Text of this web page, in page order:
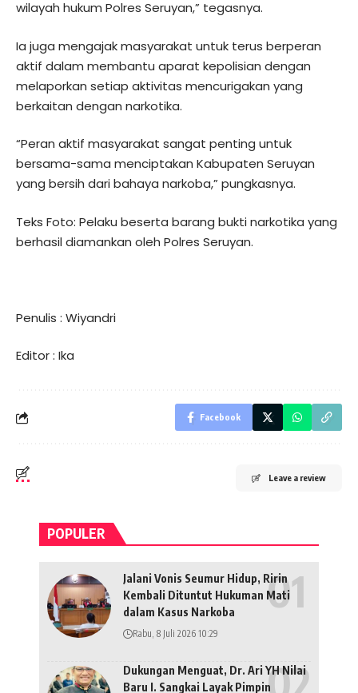
wilayah hukum Polres Seruyan,” tegasnya.
Ia juga mengajak masyarakat untuk terus berperan
aktif dalam membantu aparat kepolisian dengan
melaporkan setiap aktivitas mencurigakan yang
berkaitan dengan narkotika.
“Peran aktif masyarakat sangat penting untuk
bersama-sama menciptakan Kabupaten Seruyan
yang bersih dari bahaya narkoba,” pungkasnya.
Teks Foto: Pelaku beserta barang bukti narkotika yang
berhasil diamankan oleh Polres Seruyan.
Penulis : Wiyandri
Editor : Ika
Facebook
Leave a review
POPULER
Jalani Vonis Seumur Hidup, Ririn
Kembali Dituntut Hukuman Mati
dalam Kasus Narkoba
Rabu, 8 Juli 2026 10:29
Dukungan Menguat, Dr. Ari YH Nilai
Baru I. Sangkai Layak Pimpin